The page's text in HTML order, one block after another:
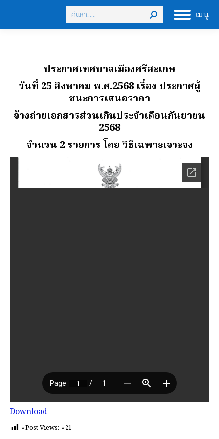
เมนู
Search:
ประกาศเทศบาลเมืองศรีสะเกษ
วันที่ 25 สิงหาคม พ.ศ.2568 เรื่อง ประกาศผู้
ชนะการเสนอราคา
จ้างถ่ายเอกสารส่วนเกินประจําเดือนกันยายน
2568
จํานวน 2 รายการ โดย วิธีเฉพาะเจาะจง
Download
Post Views: 21